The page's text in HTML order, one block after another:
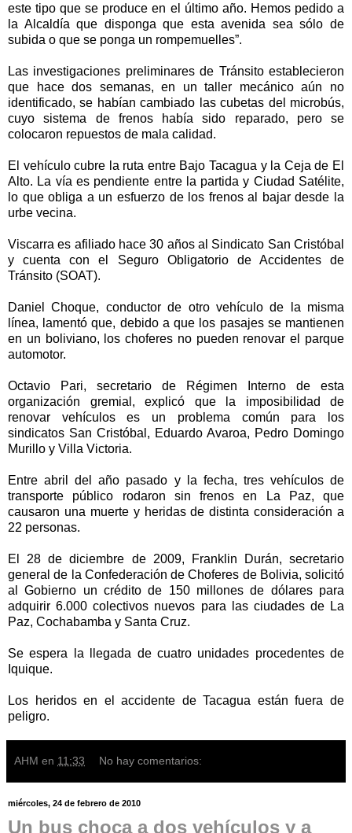
este tipo que se produce en el último año. Hemos pedido a
la Alcaldía que disponga que esta avenida sea sólo de
subida o que se ponga un rompemuelles”.
Las investigaciones preliminares de Tránsito establecieron
que hace dos semanas, en un taller mecánico aún no
identificado, se habían cambiado las cubetas del microbús,
cuyo sistema de frenos había sido reparado, pero se
colocaron repuestos de mala calidad.
El vehículo cubre la ruta entre Bajo Tacagua y la Ceja de El
Alto. La vía es pendiente entre la partida y Ciudad Satélite,
lo que obliga a un esfuerzo de los frenos al bajar desde la
urbe vecina.
Viscarra es afiliado hace 30 años al Sindicato San Cristóbal
y cuenta con el Seguro Obligatorio de Accidentes de
Tránsito (SOAT).
Daniel Choque, conductor de otro vehículo de la misma
línea, lamentó que, debido a que los pasajes se mantienen
en un boliviano, los choferes no pueden renovar el parque
automotor.
Octavio Pari, secretario de Régimen Interno de esta
organización gremial, explicó que la imposibilidad de
renovar vehículos es un problema común para los
sindicatos San Cristóbal, Eduardo Avaroa, Pedro Domingo
Murillo y Villa Victoria.
Entre abril del año pasado y la fecha, tres vehículos de
transporte público rodaron sin frenos en La Paz, que
causaron una muerte y heridas de distinta consideración a
22 personas.
El 28 de diciembre de 2009, Franklin Durán, secretario
general de la Confederación de Choferes de Bolivia, solicitó
al Gobierno un crédito de 150 millones de dólares para
adquirir 6.000 colectivos nuevos para las ciudades de La
Paz, Cochabamba y Santa Cruz.
Se espera la llegada de cuatro unidades procedentes de
Iquique.
Los heridos en el accidente de Tacagua están fuera de
peligro.
AHM en 11:33 No hay comentarios:
miércoles, 24 de febrero de 2010
Un bus choca a dos vehículos y a